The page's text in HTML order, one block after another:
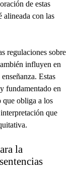
de estas
alineada con las
regulaciones sobre
influyen en
Estas
fundamentado en
que obliga a los
que
la